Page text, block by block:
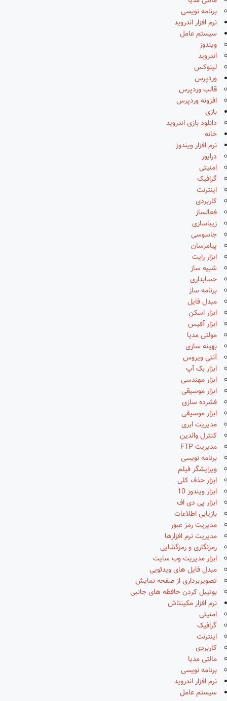
برنامه نویسی
نرم افزار اندروید
سیستم عامل
ویندوز
اندروید
لینوکس
وردپرس
قالب وردپرس
افزونه وردپرس
بازی
دانلود بازی اندروید
خانه
نرم افزار ویندوز
درایور
امنیتی
گرافیک
اینترنت
کاربردی
فعالساز
زیباسازی
جاسوسی
پیامرسان
ابزار رایت
شبیه ساز
حسابداری
برنامه ساز
مبدل فایل
ابزار اسکن
ابزار آفیس
مولتی مدیا
بهینه سازی
آنتی ویروس
ابزار بک آپ
ابزار مهندسی
ابزار موسیقی
فشرده سازی
ابزار موسیقی
مدیریت ابری
کنترل والدین
مدیریت FTP
برنامه نویسی
ویرایشگر فیلم
ابزار حذف کلی
ابزار ویندوز 10
ابزار پی دی اف
بازیابی اطلاعات
مدیریت رمز عبور
مدیریت نرم افزارها
رمزنگاری و رمزگشایی
ابزار مدیریت وب سایت
مبدل فایل های ویدئویی
تصویربرداری از صفحه نمایش
بوتیبل کردن حافظه های جانبی
نرم افزار مکینتاش
امنیتی
گرافیک
اینترنت
کاربردی
مالتی مدیا
برنامه نویسی
نرم افزار اندروید
سیستم عامل